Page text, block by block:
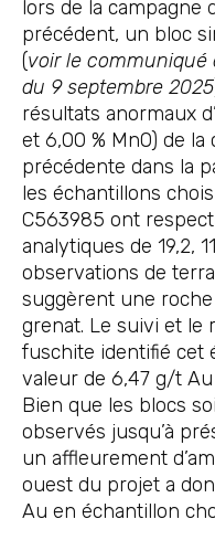
lors de la campagne
précédent, un bloc
(voir le communiqué
du 9 septembre 2025
résultats anormaux
et 6,00 % MnO) de
précédente dans la
les échantillons
C563985 ont
analytiques de 19,2,
observations de
suggèrent une
grenat. Le suivi et le
fuschite identifié cet
valeur de 6,47 g/t Au
Bien que les blocs
observés jusqu’à
un affleurement
ouest du projet a
Au en échantillon